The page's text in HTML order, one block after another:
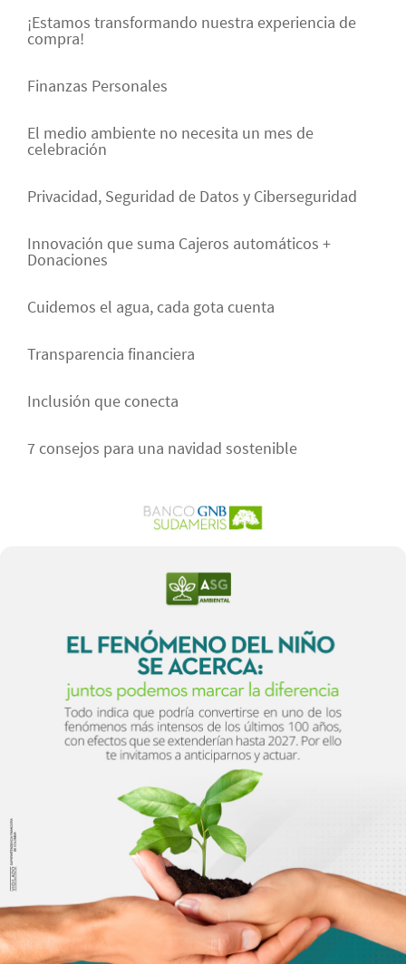
¡Estamos transformando nuestra experiencia de
compra!
Finanzas Personales
El medio ambiente no necesita un mes de
celebración
Privacidad, Seguridad de Datos y Ciberseguridad
Innovación que suma Cajeros automáticos +
Donaciones
Cuidemos el agua, cada gota cuenta
Transparencia financiera
Inclusión que conecta
7 consejos para una navidad sostenible